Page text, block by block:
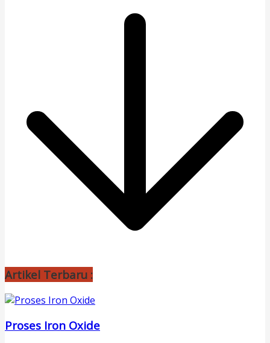
Artikel Terbaru :
Proses Iron Oxide